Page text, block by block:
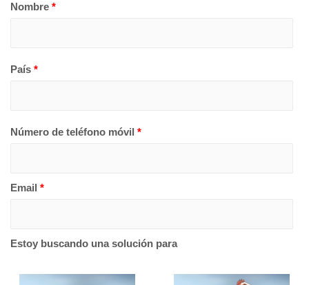
Nombre *
País *
Número de teléfono móvil *
Email *
Estoy buscando una solución para